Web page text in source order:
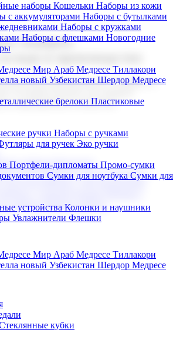
наборы Кошельки Наборы из кожи
с аккумуляторами Наборы с бутылками
Наборы с кружками
Наборы с флешками Новогодние
Мир Араб Медресе Тиллакори
новый Узбекистан Шердор Медресе
брелоки Пластиковые
ручки Наборы с ручками
для ручек Эко ручки
Портфели-дипломаты Промо-сумки
Сумки для ноутбука Сумки для
устройства Колонки и наушники
Увлажнители Флешки
подарки
и производство
выбор корпоративных подарков и
В нашем каталоге вы найдете
мероприятия и клиентов.
наборы Кошельки
ручекНаборы с аккумуляторами
воды
Наборы с ежедневниками
наборыЧайные наборы
Мир Араб Медресе Тиллакори
новый Узбекистан Шердор Медресе
кубки